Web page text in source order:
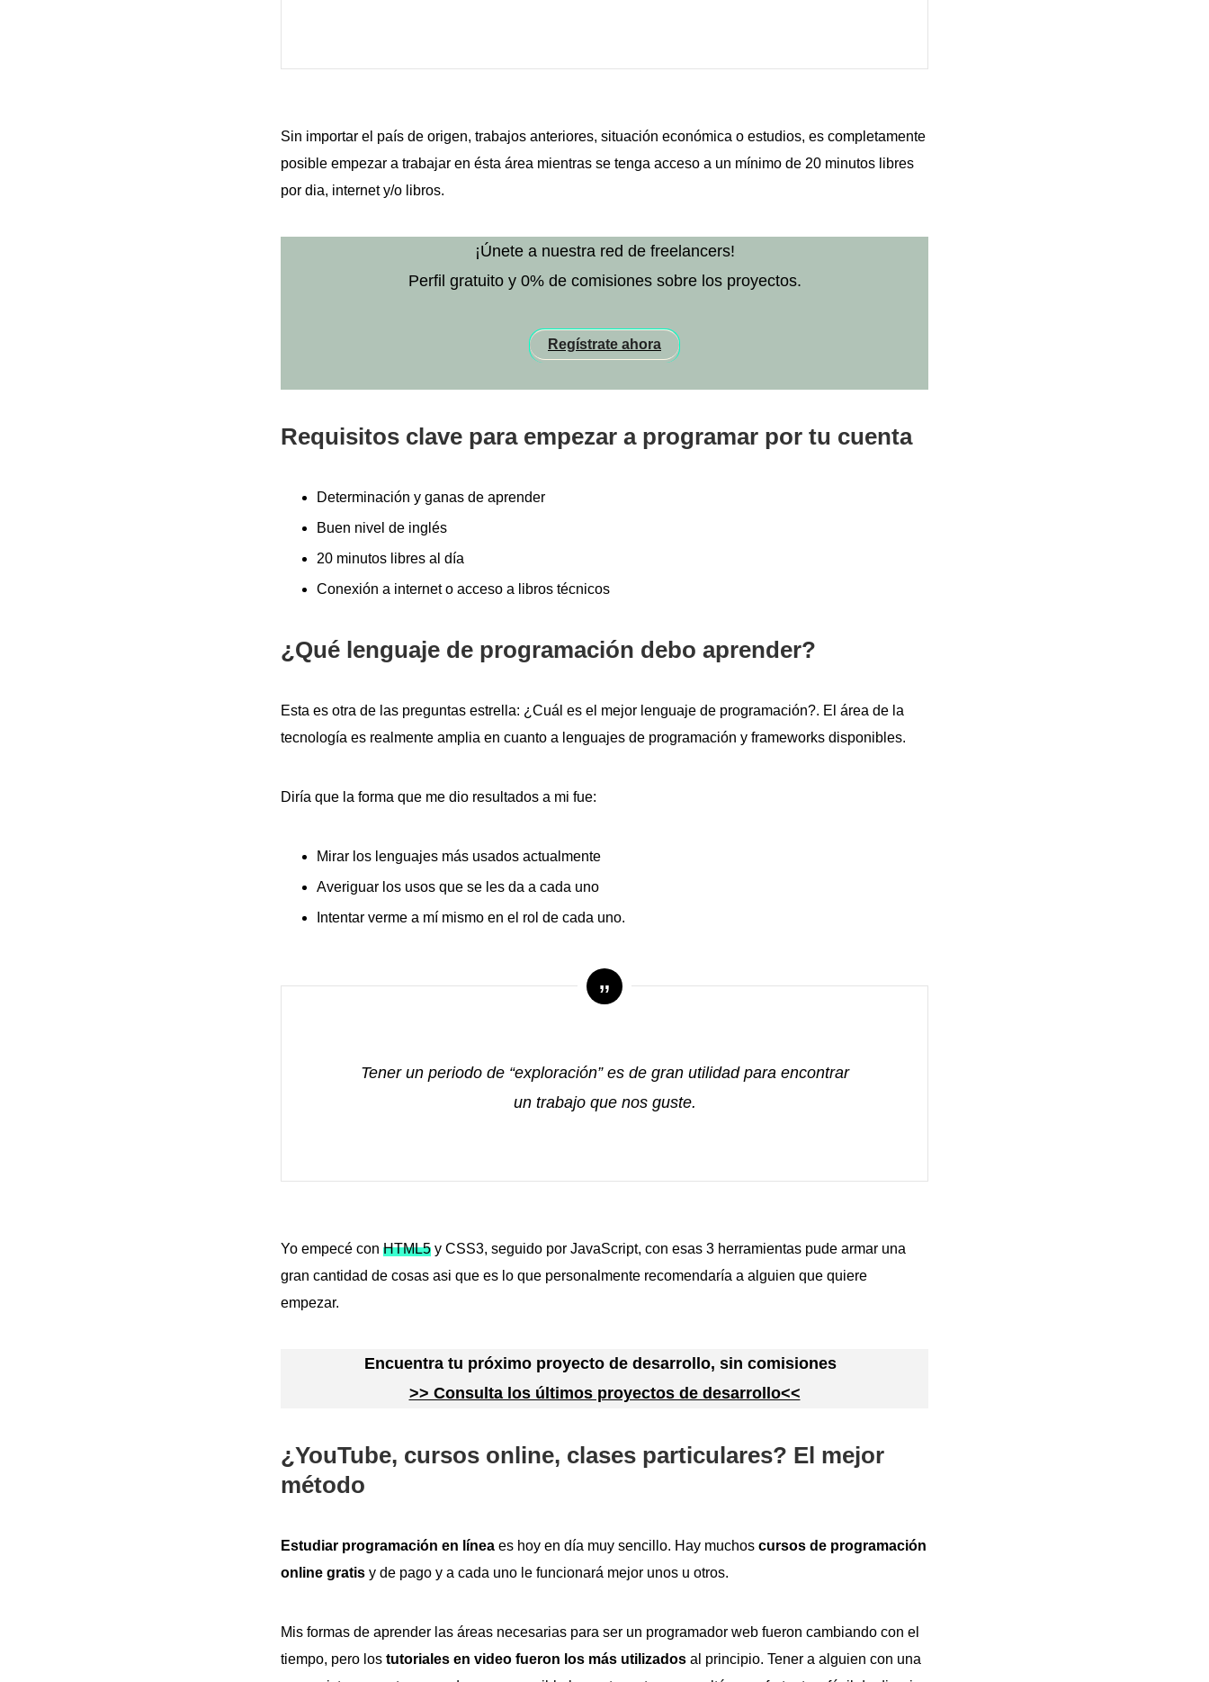
Sin importar el país de origen, trabajos anteriores, situación económica o estudios, es completamente
posible empezar a trabajar en ésta área mientras se tenga acceso a un mínimo de 20 minutos libres
por dia, internet y/o libros.
¡Únete a nuestra red de freelancers!
Perfil gratuito y 0% de comisiones sobre los proyectos.
Regístrate ahora
Requisitos clave para empezar a programar por tu cuenta
Determinación y ganas de aprender
Buen nivel de inglés
20 minutos libres al día
Conexión a internet o acceso a libros técnicos
¿Qué lenguaje de programación debo aprender?
Esta es otra de las preguntas estrella: ¿Cuál es el mejor lenguaje de programación?. El área de la
tecnología es realmente amplia en cuanto a lenguajes de programación y frameworks disponibles.
Diría que la forma que me dio resultados a mi fue:
Mirar los lenguajes más usados actualmente
Averiguar los usos que se les da a cada uno
Intentar verme a mí mismo en el rol de cada uno.
Tener un periodo de “exploración” es de gran utilidad para encontrar
un trabajo que nos guste.
Yo empecé con HTML5 y CSS3, seguido por JavaScript, con esas 3 herramientas pude armar una
gran cantidad de cosas asi que es lo que personalmente recomendaría a alguien que quiere
empezar.
Encuentra tu próximo proyecto de desarrollo, sin comisiones
>> Consulta los últimos proyectos de desarrollo<<
¿YouTube, cursos online, clases particulares? El mejor
método
Estudiar programación en línea es hoy en día muy sencillo. Hay muchos cursos de programación
online gratis y de pago y a cada uno le funcionará mejor unos u otros.
Mis formas de aprender las áreas necesarias para ser un programador web fueron cambiando con el
tiempo, pero los tutoriales en video fueron los más utilizados al principio. Tener a alguien con una